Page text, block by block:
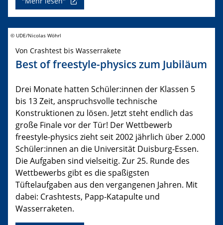
© UDE/Nicolas Wöhrl
Von Crashtest bis Wasserrakete
Best of freestyle-physics zum Jubiläum
Drei Monate hatten Schüler:innen der Klassen 5
bis 13 Zeit, anspruchsvolle technische
Konstruktionen zu lösen. Jetzt steht endlich das
große Finale vor der Tür! Der Wettbewerb
freestyle-physics zieht seit 2002 jährlich über 2.000
Schüler:innen an die Universität Duisburg-Essen.
Die Aufgaben sind vielseitig. Zur 25. Runde des
Wettbewerbs gibt es die spaßigsten
Tüftelaufgaben aus den vergangenen Jahren. Mit
dabei: Crashtests, Papp-Katapulte und
Wasserraketen.